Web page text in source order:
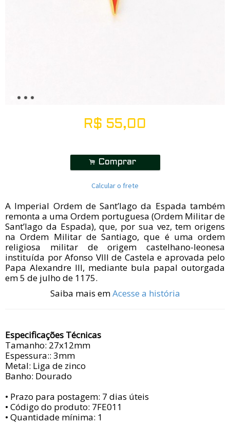
R$ 55,00
. Comprar
Calcular o frete
A Imperial Ordem de Sant’Iago da Espada também
remonta a uma Ordem portuguesa (Ordem Militar de
Sant’Iago da Espada), que, por sua vez, tem origens
na Ordem Militar de Santiago, que é uma ordem
religiosa militar de origem castelhano-leonesa
instituída por Afonso VIII de Castela e aprovada pelo
Papa Alexandre III, mediante bula papal outorgada
em 5 de julho de 1175.
Saiba mais emAcesse a história
Especificações Técnicas
Tamanho: 27x12mm
Espessura:: 3mm
Metal: Liga de zinco
Banho: Dourado
• Prazo para postagem: 7 dias úteis
• Código do produto: 7FE011
• Quantidade mínima: 1